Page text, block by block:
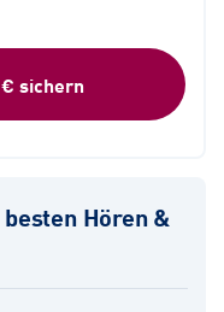
sichern
Hören &